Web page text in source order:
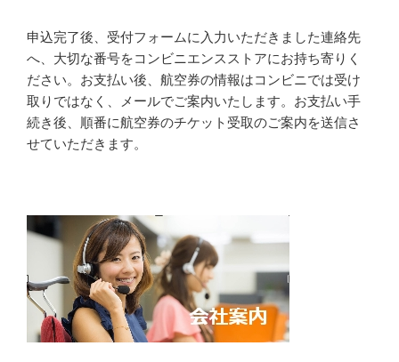
申込完了後、受付フォームに入力いただきました連絡先
へ、大切な番号をコンビニエンスストアにお持ち寄りく
ださい。お支払い後、航空券の情報はコンビニでは受け
取りではなく、メールでご案内いたします。お支払い手
続き後、順番に航空券のチケット受取のご案内を送信さ
せていただきます。